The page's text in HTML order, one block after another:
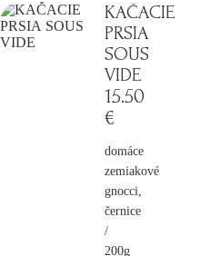
KAČACIE
PRSIA
SOUS
VIDE
15.50
€
domáce
zemiakové
gnocci,
černice
/
200g